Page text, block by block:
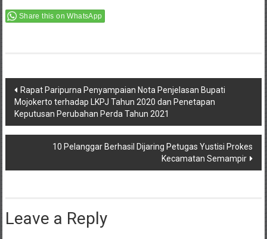
Share this on WhatsApp
Post
navigation
Rapat Paripurna Penyampaian Nota Penjelasan Bupati
Mojokerto terhadap LKPJ Tahun 2020 dan Penetapan
Keputusan Perubahan Perda Tahun 2021
10 Pelanggar Berhasil Dijaring Petugas Yustisi Prokes
Kecamatan Semampir
Leave a Reply